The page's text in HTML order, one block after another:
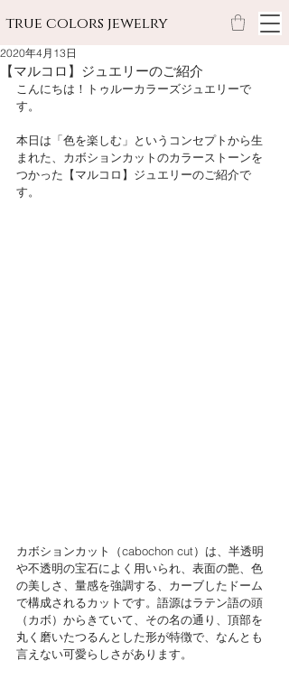
true colors jewelry
【マルコロ】ジュエリーのご紹介
2020年4月13日
こんにちは！トゥルーカラーズジュエリーで
す。
本日は「色を楽しむ」というコンセプトから生
まれた、カボションカットのカラーストーンを
つかった【マルコロ】ジュエリーのご紹介で
す。
カボションカット（cabochon cut）は、半透明
や不透明の宝石によく用いられ、表面の艶、色
の美しさ、量感を強調する、カーブしたドーム
で構成されるカットです。語源はラテン語の頭
（カボ）からきていて、その名の通り、頂部を
丸く磨いたつるんとした形が特徴で、なんとも
言えない可愛らしさがあります。